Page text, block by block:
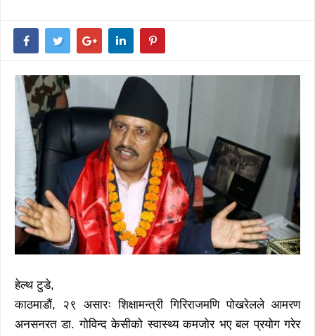
हेल्थ टुडे,
काठमाडौं, २९ असारः शिक्षामन्त्री गिरिराजमणि पोखरेलले आमरण
अनसनरत डा. गोविन्द केसीको स्वास्थ्य कमजोर भए बल प्रयोग गरेर